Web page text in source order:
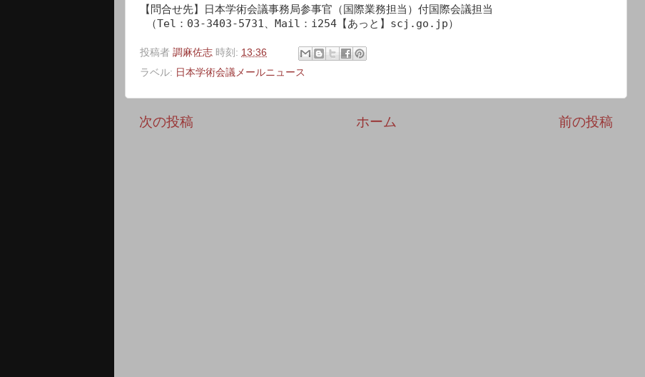
【問合せ先】日本学術会議事務局参事官（国際業務担当）付国際会議担当
（Tel：03-3403-5731、Mail：i254【あっと】scj.go.jp）
投稿者 調麻佐志 時刻: 13:36
ラベル: 日本学術会議メールニュース
次の投稿 前の投稿
ホーム